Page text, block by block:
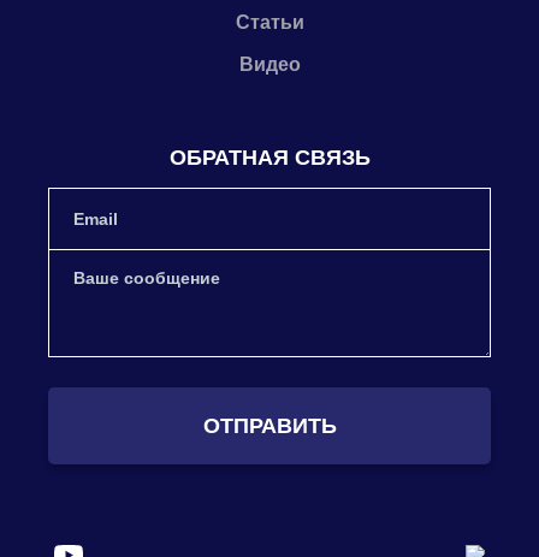
Статьи
Видео
ОБРАТНАЯ СВЯЗЬ
ОТПРАВИТЬ